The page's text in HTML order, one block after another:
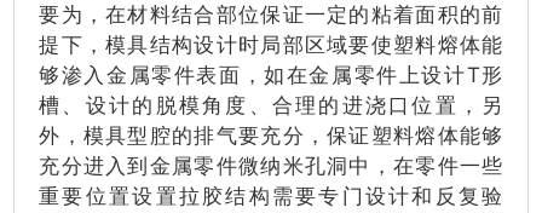
要为，在材料结合部位保证一定的粘着面积的前
提下，模具结构设计时局部区域要使塑料熔体能
够渗入金属零件表面，如在金属零件上设计T形
槽、设计的脱模角度、合理的进浇口位置，另
外，模具型腔的排气要充分，保证塑料熔体能够
充分进入到金属零件微纳米孔洞中，在零件一些
重要位置设置拉胶结构需要专门设计和反复验